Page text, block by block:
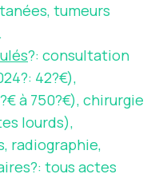
tumeurs
?: consultation
42?€),
à 750?€), chirurgie
lourds),
radiographie,
tous actes